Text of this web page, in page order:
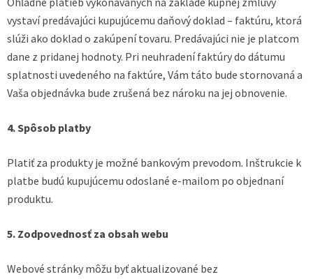
vystaví predávajúci kupujúcemu daňový doklad – faktúru, ktorá
slúži ako doklad o zakúpení tovaru. Predávajúci nie je platcom
dane z pridanej hodnoty. Pri neuhradení faktúry do dátumu
splatnosti uvedeného na faktúre, Vám táto bude stornovaná a
Vaša objednávka bude zrušená bez nároku na jej obnovenie.
4. Spôsob platby
Platiť za produkty je možné bankovým prevodom. Inštrukcie k
platbe budú kupujúcemu odoslané e-mailom po objednaní
produktu.
5. Zodpovednosť za obsah webu
Webové stránky môžu byť aktualizované bez